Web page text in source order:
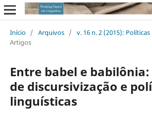
Início / Arquivos / v. 16 n. 2 (2015):
Artigos
Entre babel e
de discursivização e
linguísticas